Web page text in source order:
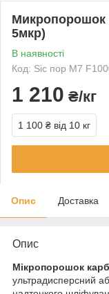
Микропорошок
5мкр)
В наявності
Код: Sic пор М7
1 210 ₴/кг
1 100 ₴ від 10 кг
Опис Доставка
Опис
Мікропорошок
ультрадисперсний